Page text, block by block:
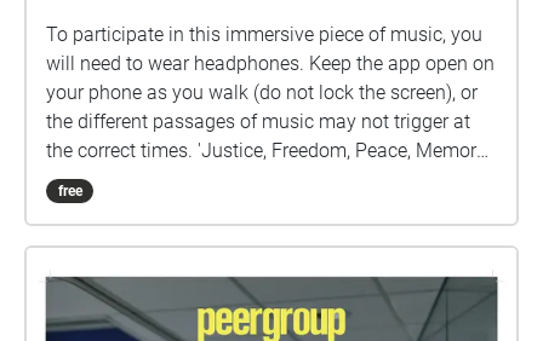
To participate in this immersive piece of music, you
will need to wear headphones. Keep the app open on
your phone as you walk (do not lock the screen), or
the different passages of music may not trigger at
the correct times. 'Justice, Freedom, Peace, Memory'
is centered around Groningen's Martini Tower. Put on
your headphones and walk towards the tower. The
make your way towards the tower. Do not feel that
you have to walk in a straight line. The music will
free